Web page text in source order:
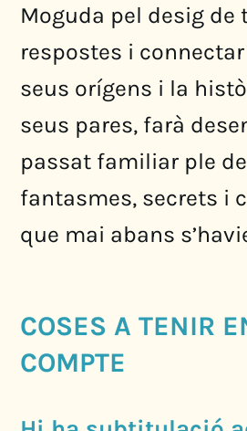
Moguda pel desig de
respostes i
seus orígens i la
seus pares, farà
passat familiar ple de
fantasmes, secrets i
que mai abans
COSES A TENIR
COMPTE